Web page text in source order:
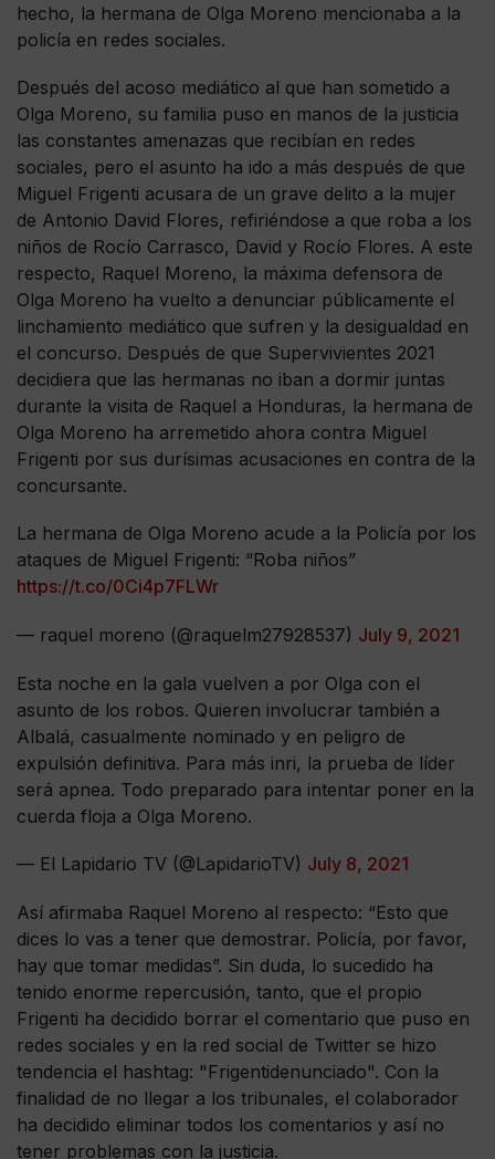
hecho, la hermana de Olga Moreno mencionaba a la
policía en redes sociales.
Después del acoso mediático al que han sometido a
Olga Moreno, su familia puso en manos de la justicia
las constantes amenazas que recibían en redes
sociales, pero el asunto ha ido a más después de que
Miguel Frigenti acusara de un grave delito a la mujer
de Antonio David Flores, refiriéndose a que roba a los
niños de Rocío Carrasco, David y Rocío Flores. A este
respecto, Raquel Moreno, la máxima defensora de
Olga Moreno ha vuelto a denunciar públicamente el
linchamiento mediático que sufren y la desigualdad en
el concurso. Después de que Supervivientes 2021
decidiera que las hermanas no iban a dormir juntas
durante la visita de Raquel a Honduras, la hermana de
Olga Moreno ha arremetido ahora contra Miguel
Frigenti por sus durísimas acusaciones en contra de la
concursante.
La hermana de Olga Moreno acude a la Policía por los
ataques de Miguel Frigenti: “Roba niños”
https://t.co/0Ci4p7FLWr
— raquel moreno (@raquelm27928537) July 9, 2021
Esta noche en la gala vuelven a por Olga con el
asunto de los robos. Quieren involucrar también a
Albalá, casualmente nominado y en peligro de
expulsión definitiva. Para más inri, la prueba de líder
será apnea. Todo preparado para intentar poner en la
cuerda floja a Olga Moreno.
— El Lapidario TV (@LapidarioTV) July 8, 2021
Así afirmaba Raquel Moreno al respecto: “Esto que
dices lo vas a tener que demostrar. Policía, por favor,
hay que tomar medidas”. Sin duda, lo sucedido ha
tenido enorme repercusión, tanto, que el propio
Frigenti ha decidido borrar el comentario que puso en
redes sociales y en la red social de Twitter se hizo
tendencia el hashtag: "Frigentidenunciado". Con la
finalidad de no llegar a los tribunales, el colaborador
ha decidido eliminar todos los comentarios y así no
tener problemas con la justicia.